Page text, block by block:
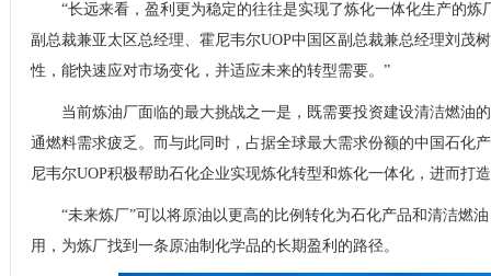
“长远来看，盈利更为稳定的往往是实现了炼化一体化生产的炼
副总裁兼亚太区总经理、霍尼韦尔UOP中国区副总裁兼总经理刘茂
性，能快速应对市场变化，并适应未来的转型需要。”
当前炼油厂面临的最大挑战之一是，既需要投资建设清洁燃油
通燃料需求疲乏。而与此同时，占据全球最大需求份额的中国石化
尼韦尔UOP积极帮助石化企业实现炼化转型和炼化一体化，进而打
“未来炼厂”可以将原油以更高的比例转化为石化产品和清洁燃
用，为炼厂找到一条原油制化学品的长期盈利的路径。